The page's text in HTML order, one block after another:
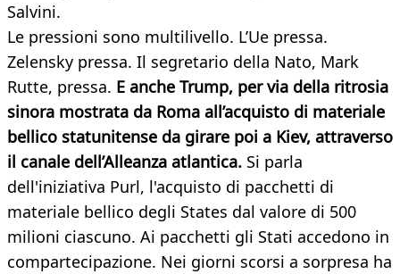
Salvini.
Le pressioni sono multilivello. L’Ue pressa.
Zelensky pressa. Il segretario della Nato, Mark
Rutte, pressa. E anche Trump, per via della ritrosia
sinora mostrata da Roma all’acquisto di materiale
bellico statunitense da girare poi a Kiev, attraverso
il canale dell’Alleanza atlantica. Si parla
dell'iniziativa Purl, l'acquisto di pacchetti di
materiale bellico degli States dal valore di 500
milioni ciascuno. Ai pacchetti gli Stati accedono in
compartecipazione. Nei giorni scorsi a sorpresa ha